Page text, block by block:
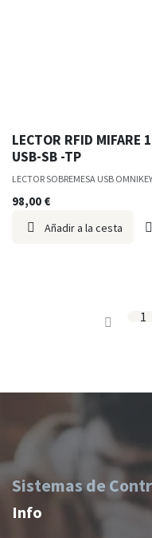
LECTOR RFID MIFARE
USB-SB -TP
LECTOR SOBREMESA USB OMNIKEY
98,00 €
Añadir a la cesta
1
Sistemas de
Info